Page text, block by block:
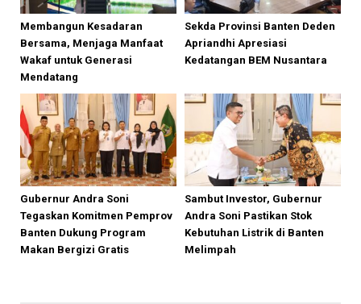
Membangun Kesadaran
Bersama, Menjaga Manfaat
Wakaf untuk Generasi
Mendatang
Sekda Provinsi Banten Deden
Apriandhi Apresiasi
Kedatangan BEM Nusantara
Gubernur Andra Soni
Tegaskan Komitmen Pemprov
Banten Dukung Program
Makan Bergizi Gratis
Sambut Investor, Gubernur
Andra Soni Pastikan Stok
Kebutuhan Listrik di Banten
Melimpah